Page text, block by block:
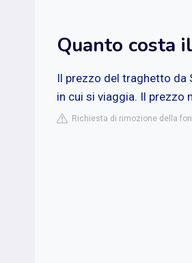
Quanto costa
Il prezzo del traghetto da
in cui si viaggia. Il prezzo
Richiesta di rimozione della